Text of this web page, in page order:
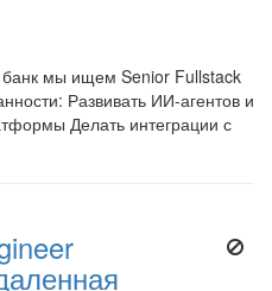
мы ищем Senior Fullstack
Развивать ИИ-агентов и
Делать интеграции с